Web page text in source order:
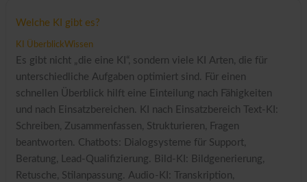
Welche KI gibt es?
KI ÜberblickWissen
Es gibt nicht „die eine KI“, sondern viele KI Arten, die für
unterschiedliche Aufgaben optimiert sind. Für einen
schnellen Überblick hilft eine Einteilung nach Fähigkeiten
und nach Einsatzbereichen. KI nach Einsatzbereich Text-KI:
Schreiben, Zusammenfassen, Strukturieren, Fragen
beantworten. Chatbots: Dialogsysteme für Support,
Beratung, Lead-Qualifizierung. Bild-KI: Bildgenerierung,
Retusche, Stilanpassung. Audio-KI: Transkription,